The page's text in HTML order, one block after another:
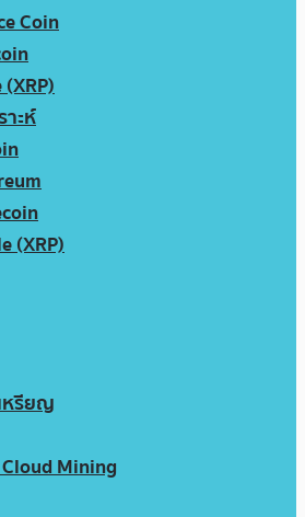
Coin
าะห์
(XRP)
หรียญ
Mining